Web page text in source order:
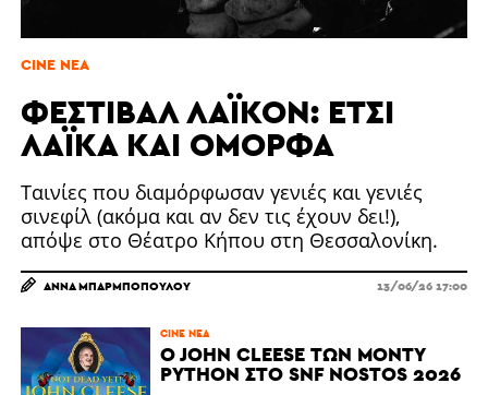
CINE ΝΈΑ
ΦΕΣΤΙΒΆΛ ΛΑΪΚΌΝ: ΈΤΣΙ
ΛΑΪΚΆ ΚΑΙ ΌΜΟΡΦΑ
Ταινίες που διαμόρφωσαν γενιές και γενιές
σινεφίλ (ακόμα και αν δεν τις έχουν δει!),
απόψε στο Θέατρο Κήπου στη Θεσσαλονίκη.
ΆΝΝΑ ΜΠΑΡΜΠΟΠΟΎΛΟΥ 13/06/26 17:00
CINE ΝΈΑ
O JOHN CLEESE ΤΩΝ MONTY
PYTHON ΣΤΟ SNF NOSTOS 2026